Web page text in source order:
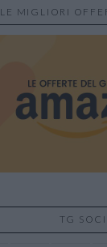
LE MIGLIORI
TG